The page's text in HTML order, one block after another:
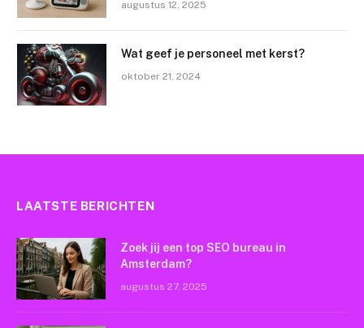
augustus 12, 2025
Wat geef je personeel met kerst?
oktober 21, 2024
LAATSTE BERICHTEN
Zoek jij een top SEO bureau in
Amsterdam?
augustus 27, 2025